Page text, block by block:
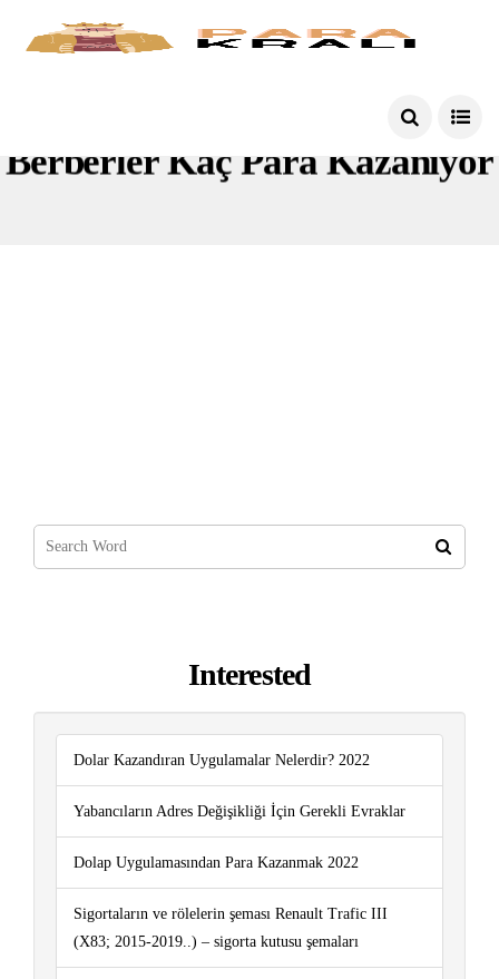
Berberler Kaç Para Kazanıyor
Interested
Dolar Kazandıran Uygulamalar Nelerdir? 2022
Yabancıların Adres Değişikliği İçin Gerekli Evraklar
Dolap Uygulamasından Para Kazanmak 2022
Sigortaların ve rölelerin şeması Renault Trafic III
(X83; 2015-2019..) – sigorta kutusu şemaları